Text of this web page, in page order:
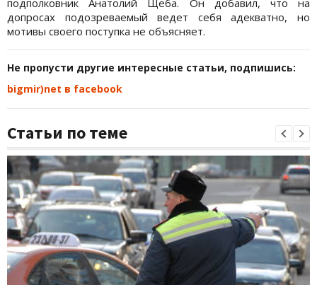
подполковник Анатолий Щеба. Он добавил, что на
допросах подозреваемый ведет себя адекватно, но
мотивы своего поступка не объясняет.
Не пропусти другие интересные статьи, подпишись:
bigmir)net в facebook
Статьи по теме